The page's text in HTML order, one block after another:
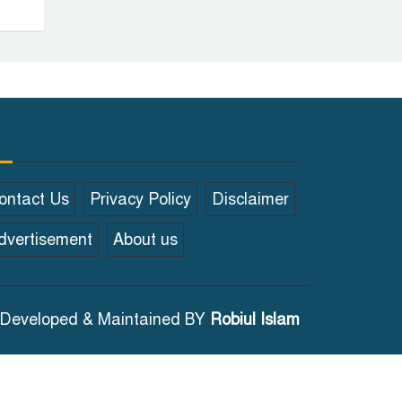
Us Privacy Policy Disclaimer
About us
Developed & Maintained BY Robiul Islam